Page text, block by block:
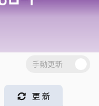
更 新